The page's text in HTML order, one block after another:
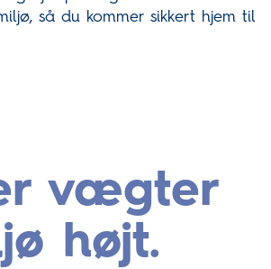
så du kommer sikkert hjem til
vægter
højt.